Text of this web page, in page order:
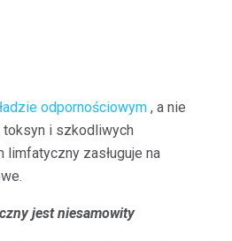
odpornościowym , a nie
toksyn i szkodliwych
zasługuje na
jest niesamowity